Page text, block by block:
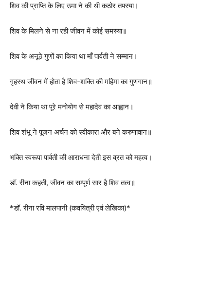
शिव की प्राप्ति के लिए उमा ने की थी कठोर तपस्या।
शिव के मिलने से ना रही जीवन में कोई समस्या॥
शिव के अनूठे गुणों का किया था माँ पार्वती ने सम्मान।
गृहस्थ जीवन में होता है शिव-शक्ति की महिमा का गुणगान॥
देवी ने किया था पूरे मनोयोग से महादेव का आह्वान।
शिव शंभू ने पूजन अर्चन को स्वीकारा और बने करुणावान॥
भक्ति स्वरूपा पार्वती की आराधना देती इस व्रत को महत्व।
डॉ. रीना कहती, जीवन का सम्पूर्ण सार है शिव तत्व॥
*डॉ. रीना रवि मालपानी (कवयित्री एवं लेखिका)*